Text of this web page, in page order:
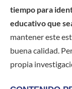
tiempo para
educativo que
mantener este
buena calidad.
propia